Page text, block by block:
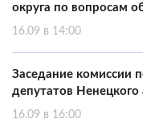
округа по вопросам
16.09 в 14:00
Заседание комиссии
депутатов Ненецкого
16.09 в 16:00